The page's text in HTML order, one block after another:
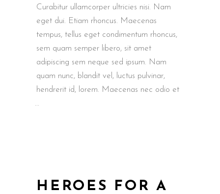
Curabitur ullamcorper ultricies nisi. Nam
eget dui. Etiam rhoncus. Maecenas
tempus, tellus eget condimentum rhoncus,
sem quam semper libero, sit amet
adipiscing sem neque sed ipsum. Nam
quam nunc, blandit vel, luctus pulvinar,
hendrerit id, lorem. Maecenas nec odio et
HEROES FOR A